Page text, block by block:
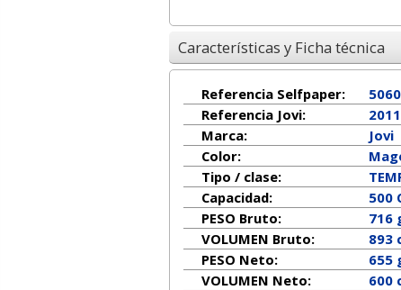
Características y Ficha técnica
Referencia Selfpaper:
Referencia Jovi:
Marca:
Jovi
Color:
Tipo / clase:
Capacidad:
500
PESO Bruto:
716
VOLUMEN Bruto:
893
PESO Neto:
655
VOLUMEN Neto:
600